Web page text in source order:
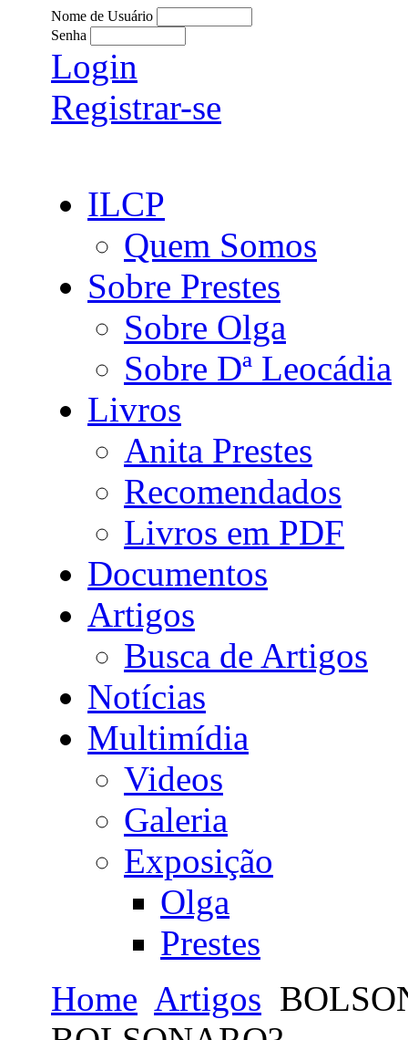
Nome de Usuário
Senha
Login
Registrar-se
ILCP
Quem Somos
Sobre Prestes
Sobre Olga
Sobre Dª Leocádia
Livros
Anita Prestes
Recomendados
Livros em PDF
Documentos
Artigos
Busca de Artigos
Notícias
Multimídia
Videos
Galeria
Exposição
Olga
Prestes
Home Artigos